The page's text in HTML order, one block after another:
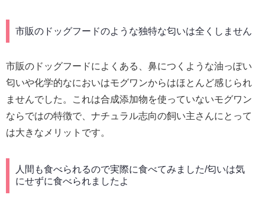
市販のドッグフードのような独特な匂いは全くしません
市販のドッグフードによくある、鼻につくような油っぽい
匂いや化学的なにおいはモグワンからはほとんど感じられ
ませんでした。これは合成添加物を使っていないモグワン
ならではの特徴で、ナチュラル志向の飼い主さんにとって
は大きなメリットです。
人間も食べられるので実際に食べてみました/匂いは気
にせずに食べられましたよ